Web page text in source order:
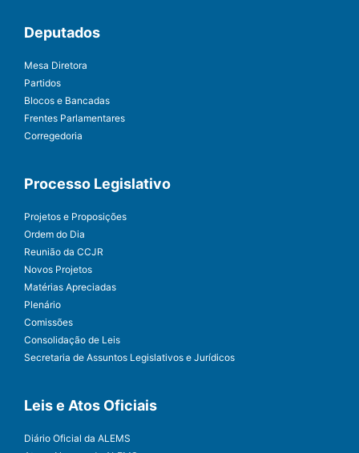
Deputados
Mesa Diretora
Partidos
Blocos e Bancadas
Frentes Parlamentares
Corregedoria
Processo Legislativo
Projetos e Proposições
Ordem do Dia
Reunião da CCJR
Novos Projetos
Matérias Apreciadas
Plenário
Comissões
Consolidação de Leis
Secretaria de Assuntos Legislativos e Jurídicos
Leis e Atos Oficiais
Diário Oficial da ALEMS